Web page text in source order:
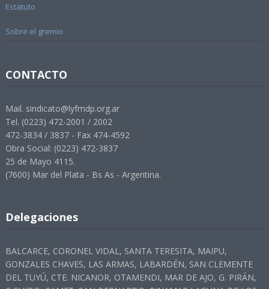
Estatuto
Sobre el gremio
CONTACTO
Mail. sindicato@lyfmdp.org.ar
Tel. (0223) 472-2001 / 2002
472-3834 / 3837 - Fax 474-4592
Obra Social: (0223) 472-3837
25 de Mayo 4115.
(7600) Mar del Plata - Bs As - Argentina.
Delegaciones
BALCARCE, CORONEL VIDAL, SANTA TERESITA, MAIPU,
GONZALES CHAVES, LAS ARMAS, LABARDÉN, SAN CLEMENTE
DEL TUYÚ, CTE. NICANOR, OTAMENDI, MAR DE AJO, G. PIRÁN,